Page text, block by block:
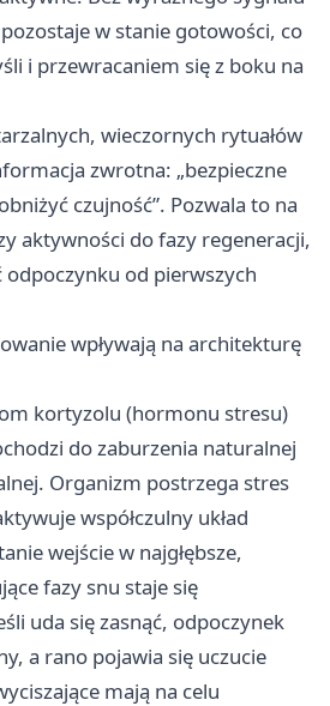
w stanie gotowości, co
i przewracaniem się z boku na
wieczornych rytuałów
zwrotna: „bezpieczne
czujność”. Pozwala to na
aktywności do fazy regeneracji,
od pierwszych
wpływają na architekturę
kortyzolu (hormonu stresu)
do zaburzenia naturalnej
Organizm postrzega stres
współczulny układ
wejście w najgłębsze,
fazy snu staje się
uda się zasnąć, odpoczynek
a rano pojawia się uczucie
mają na celu